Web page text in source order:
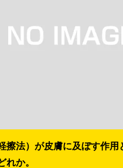
擦法）が皮膚に及ぼす作用
れか。